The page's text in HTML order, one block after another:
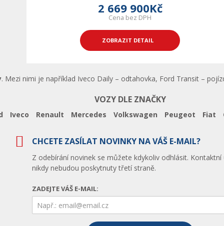
2 669 900Kč
Cena bez DPH
ZOBRAZIT DETAIL
. Mezi nimi je například Iveco Daily – odtahovka, Ford Transit –
VOZY DLE ZNAČKY
Iveco Renault Mercedes Volkswagen Peugeot Fiat
CHCETE ZASÍLAT NOVINKY NA VÁŠ E-MAIL?
Z odebírání novinek se můžete kdykoliv odhlásit. Kontaktní
nikdy nebudou poskytnuty třetí straně.
ZADEJTE VÁŠ E-MAIL: